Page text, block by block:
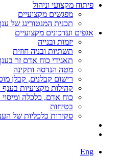
פיתוח מקצועי וניהול
מפגשים מקצועיים
תכנית המנטורינג של
אגפים ועדכונים מקצועיים
יזמות ובנייה
תשתיות ובניה חוזית
תאגידי כוח אדם זר
מטה הנדסה ותקינה
רישום קבלנים, קבלן
קהילות מקצועיות
כוח אדם, כלכלה ומיסוי
בטיחות
סקירות כלכליות של
Eng